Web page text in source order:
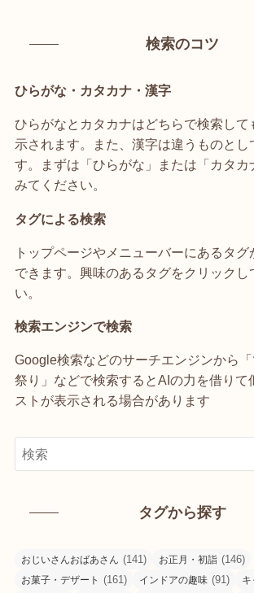
検索のコツ
ひらがな・カタカナ・漢字
ひらがなとカタカナはどちらで検索して
示されます。また、漢字は違うものとし
す。まずは「ひらがな」または「カタカ
みてください。
タグによる検索
トップページやメニューバーにあるタグ
できます。興味のあるタグをクリックし
い。
検索エンジンで検索
Google検索などのサーチエンジンから
祭り」などで検索するとAIの力を借りて
ストが表示される場合があります
タグから探す
おじいさんおばあさん (141) お正月・初詣 (146)
お菓子・デザート (161) インドアの趣味 (91) キ